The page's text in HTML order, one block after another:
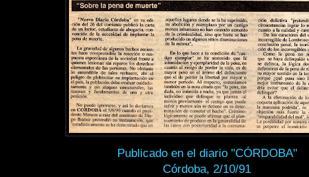
Publicado en el diario "CÓRDOBA"
Córdoba, 2/10/91